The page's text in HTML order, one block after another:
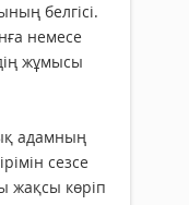
белгісі.
немесе
жұмысы
адамның
сезсе
жақсы көріп